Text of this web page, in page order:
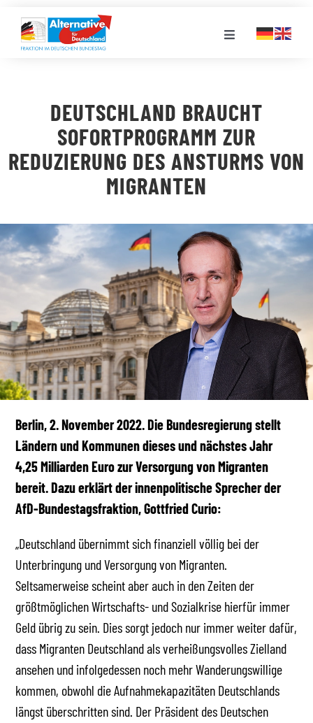
Inhalt
springen
Toggle
LANDESGRUPPEN
VERANSTALTUNGEN
STELLENPORTAL
MEDIATHEK
DEUTSCHLAND BRAUCHT
SOFORTPROGRAMM ZUR
REDUZIERUNG DES ANSTURMS VON
MIGRANTEN
Berlin, 2. November 2022. Die Bundesregierung stellt
Ländern und Kommunen dieses und nächstes Jahr
4,25 Milliarden Euro zur Versorgung von Migranten
bereit. Dazu erklärt der innenpolitische Sprecher der
AfD-Bundestagsfraktion, Gottfried Curio:
„Deutschland übernimmt sich finanziell völlig bei der
Unterbringung und Versorgung von Migranten.
Seltsamerweise scheint aber auch in den Zeiten der
größtmöglichen Wirtschafts- und Sozialkrise hierfür immer
Geld übrig zu sein. Dies sorgt jedoch nur immer weiter dafür,
dass Migranten Deutschland als verheißungsvolles Zielland
ansehen und infolgedessen noch mehr Wanderungswillige
kommen, obwohl die Aufnahmekapazitäten Deutschlands
längst überschritten sind. Der Präsident des Deutschen